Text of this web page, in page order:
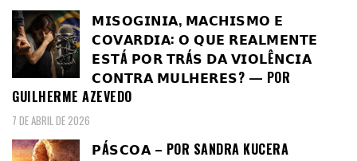
𝗠𝗜𝗦𝗢𝗚𝗜𝗡𝗜𝗔, 𝗠𝗔𝗖𝗛𝗜𝗦𝗠𝗢 𝗘
𝗖𝗢𝗩𝗔𝗥𝗗𝗜𝗔: 𝗢 𝗤𝗨𝗘 𝗥𝗘𝗔𝗟𝗠𝗘𝗡𝗧𝗘
𝗘𝗦𝗧Á 𝗣𝗢𝗥 𝗧𝗥Á𝗦 𝗗𝗔 𝗩𝗜𝗢𝗟Ê𝗡𝗖𝗜𝗔
𝗖𝗢𝗡𝗧𝗥𝗔 𝗠𝗨𝗟𝗛𝗘𝗥𝗘𝗦? — POR
GUILHERME AZEVEDO
7 DE ABRIL DE 2026
𝗣Á𝗦𝗖𝗢𝗔 – POR SANDRA KUCERA